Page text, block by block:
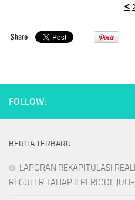
<
FOLLOW:
BERITA TERBARU
LAPORAN REKAPITULASI
REGULER TAHAP II PERIODE